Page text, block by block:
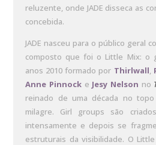
reluzente, onde JADE disseca as
concebida.
JADE nasceu para o público geral
composto que foi o Little Mix: o
anos 2010 formado por Thirlwall,
Anne Pinnock e Jesy Nelson no
reinado de uma década no
milagre. Girl groups são
intensamente e depois se
estruturais da visibilidade. O